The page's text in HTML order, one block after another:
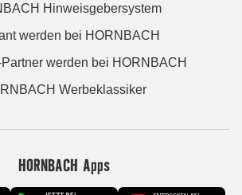
Hinweisgebersystem
werden bei HORNBACH
werden bei HORNBACH
Werbeklassiker
HORNBACH Apps